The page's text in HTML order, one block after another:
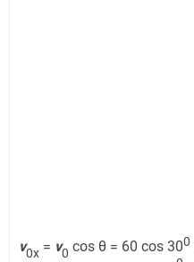
v0x = v0 cos θ = 60 cos 300